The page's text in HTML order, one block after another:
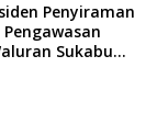
Penyiraman
Sukabumi